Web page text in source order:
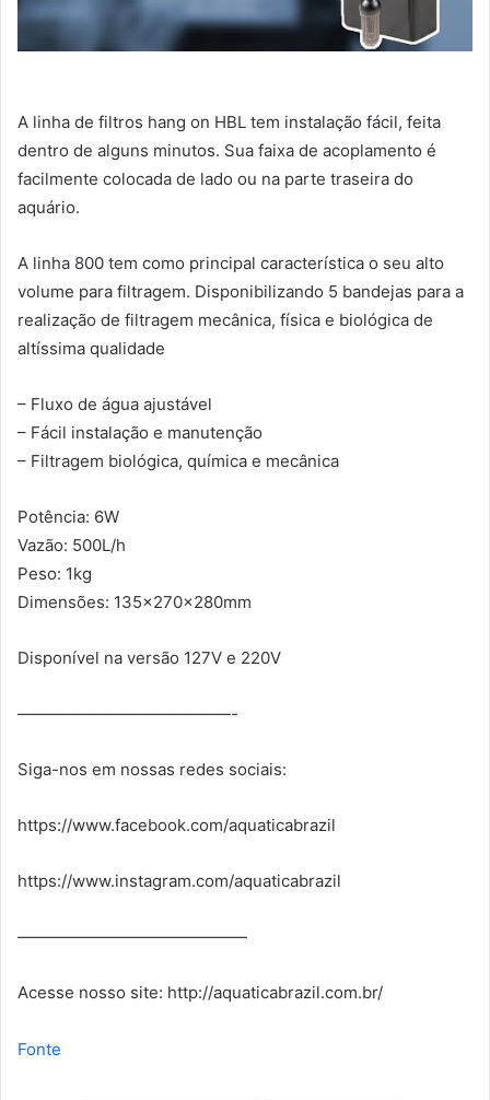
A linha de filtros hang on HBL tem instalação fácil, feita
dentro de alguns minutos. Sua faixa de acoplamento é
facilmente colocada de lado ou na parte traseira do
aquário.
A linha 800 tem como principal característica o seu alto
volume para filtragem. Disponibilizando 5 bandejas para a
realização de filtragem mecânica, física e biológica de
altíssima qualidade
– Fluxo de água ajustável
– Fácil instalação e manutenção
– Filtragem biológica, química e mecânica
Potência: 6W
Vazão: 500L/h
Peso: 1kg
Dimensões: 135x270x280mm
Disponível na versão 127V e 220V
—————————————-
Siga-nos em nossas redes sociais:
https://www.facebook.com/aquaticabrazil
https://www.instagram.com/aquaticabrazil
——————————————
Acesse nosso site: http://aquaticabrazil.com.br/
Fonte